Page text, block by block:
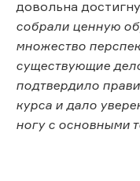
довольна
собрали ценную
множество
существующие
подтвердило
курса и дало
ногу с основными